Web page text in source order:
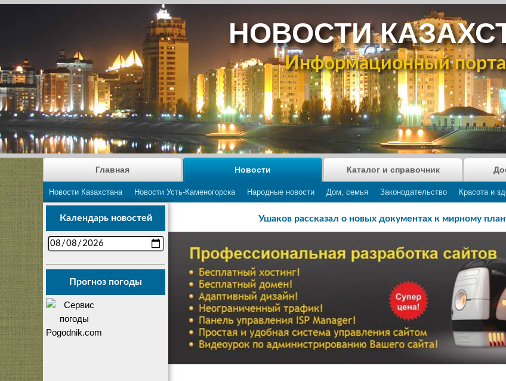
НОВОСТИ
Информационный
Главная Новости
Новости Казахстана Новости Усть-Каменогорска Народные новости Дом, семья Законодательство Красота и
Каталог и справочник
Календарь новостей
Прогноз погоды
Ушаков рассказал о новых документах к мирному